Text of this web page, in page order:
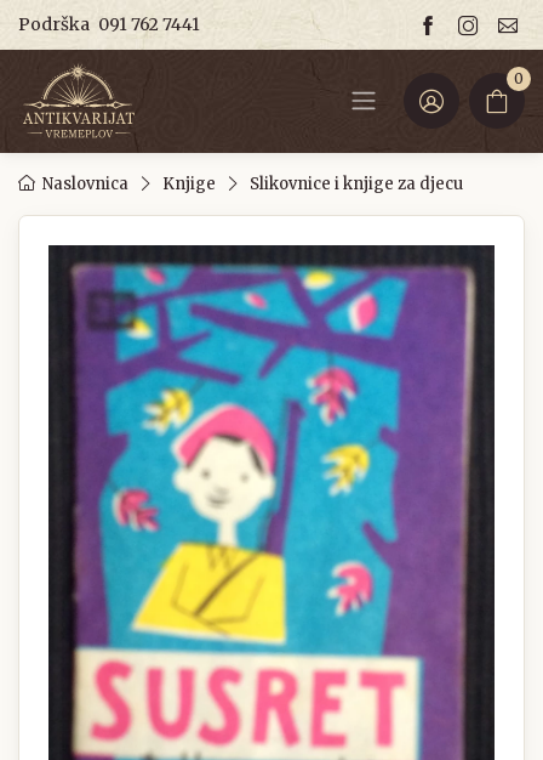
Podrška 091 762 7441
0
Naslovnica Knjige Slikovnice i knjige za djecu